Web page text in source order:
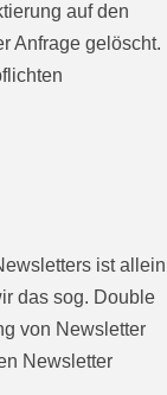
auf den
Anfrage gelöscht.
ist allein
das sog. Double
von Newsletter
Newsletter